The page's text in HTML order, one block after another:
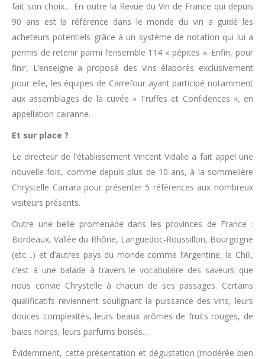
fait son choix… En outre la Revue du Vin de France qui depuis
90 ans est la référence dans le monde du vin a guidé les
acheteurs potentiels grâce à un système de notation qui lui a
permis de retenir parmi l’ensemble 114 « pépites ». Enfin, pour
finir, L’enseigne a proposé des vins élaborés exclusivement
pour elle, les équipes de Carrefour ayant participé notamment
aux assemblages de la cuvée « Truffes et Confidences », en
appellation cairanne.
Et sur place ?
Le directeur de l’établissement Vincent Vidalie a fait appel une
nouvelle fois, comme depuis plus de 10 ans, à la sommelière
Chrystelle Carrara pour présenter 5 références aux nombreux
visiteurs présents.
Outre une belle promenade dans les provinces de France :
Bordeaux, Vallée du Rhône, Languedoc-Roussillon, Bourgogne
(etc…) et d’autres pays du monde comme l’Argentine, le Chili,
c’est à une balade à travers le vocabulaire des saveurs que
nous convie Chrystelle à chacun de ses passages. Certains
qualificatifs reviennent soulignant la puissance des vins, leurs
douces complexités, leurs beaux arômes de fruits rouges, de
baies noires, leurs parfums boisés…
Évidemment, cette présentation et dégustation (modérée bien